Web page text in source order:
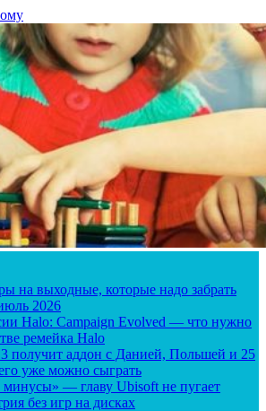
на выходные, которые надо забрать
2026
Halo: Campaign Evolved — что нужно
ремейка Halo
получит аддон с Данией, Польшей и 25
уже можно сыграть
— главу Ubisoft не пугает
без игр на дисках